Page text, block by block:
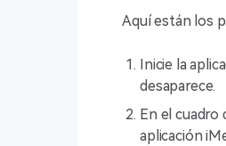
Aquí están los
Inicie la
desaparece.
En el cuadro
aplicación